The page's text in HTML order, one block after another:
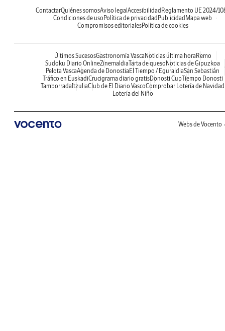
ContactarQuiénes somosAviso legal Accesibilidad Reglamento UE 2024/
Condiciones de uso Política de privacidad Publicidad Mapa web
Compromisos editorialesPolítica de cookies
Últimos SucesosGastronomía Vasca Noticias última hora Remo
Sudoku Diario OnlineZinemaldiaTarta de queso Noticias de Gipuzkoa
Pelota VascaAgenda de Donostia El Tiempo / EguraldiaSan Sebastián
Tráfico en EuskadiCrucigrama diario gratisDonosti CupTiempo Donosti
TamborradaItzuliaClub de El Diario VascoComprobar Lotería de Navidad
Lotería del Niño
Webs de Vocento